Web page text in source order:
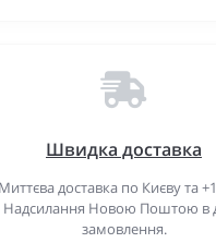
Швидка доставка
Миттєва доставка по Києву та
Надсилання Новою Поштою в
замовлення.